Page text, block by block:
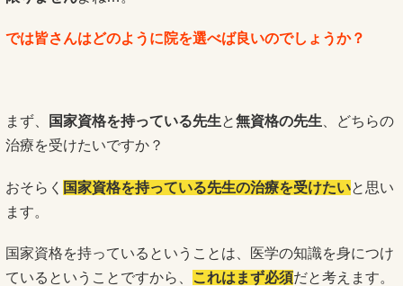
では皆さんはどのように院を選べば良いのでしょうか？
まず、 国家資格を持っている先生と無資格の先生 、どちらの
治療を受けたいですか？
おそらく 国家資格を持っている先生の治療を受けたいと思い
ます。
国家資格を持っているということは、医学の知識を身につけ
ているということですから、
これはまず必須だと考えます。